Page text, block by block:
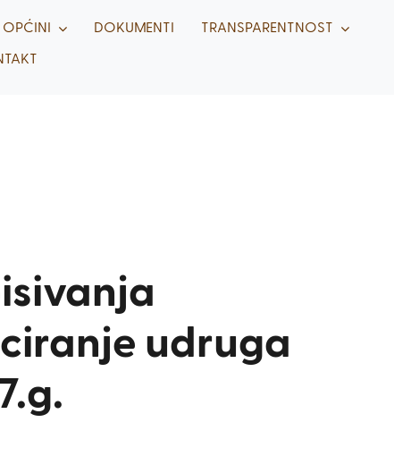
DOKUMENTI TRANSPARENTNOST
udruga